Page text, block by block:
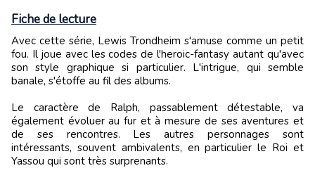
Fiche de lecture
Avec cette série, Lewis Trondheim s'amuse comme un petit
fou. Il joue avec les codes de l'heroic-fantasy autant qu'avec
son style graphique si particulier. L'intrigue, qui semble
banale, s'étoffe au fil des albums.
Le caractère de Ralph, passablement détestable, va
également évoluer au fur et à mesure de ses aventures et
de ses rencontres. Les autres personnages sont
intéressants, souvent ambivalents, en particulier le Roi et
Yassou qui sont très surprenants.